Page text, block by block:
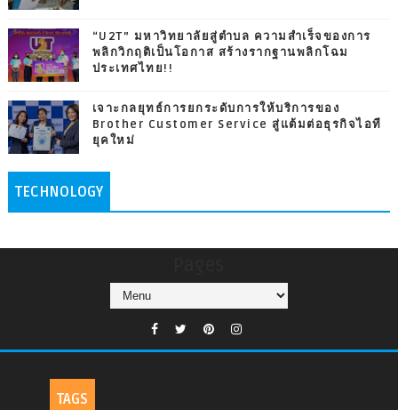
“U2T” มหาวิทยาลัยสู่ตำบล ความสำเร็จของการ
พลิกวิกฤติเป็นโอกาส สร้างรากฐานพลิกโฉม
ประเทศไทย!!
เจาะกลยุทธ์การยกระดับการให้บริการของ
Brother Customer Service สู่แต้มต่อธุรกิจไอที
ยุคใหม่
TECHNOLOGY
TAGS